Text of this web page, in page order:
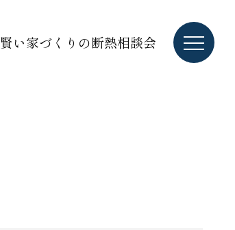
賢い家づくりの断熱相談会